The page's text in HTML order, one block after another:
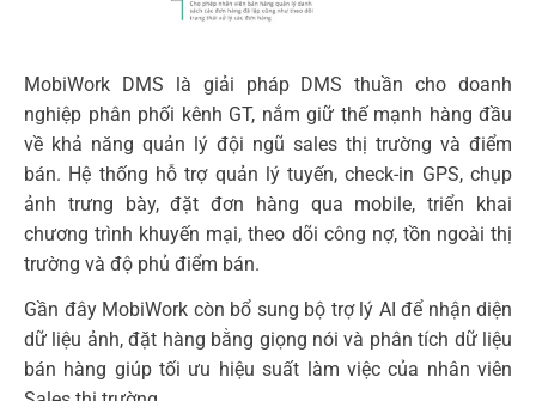
MobiWork DMS là giải pháp DMS thuần cho doanh
nghiệp phân phối kênh GT, nắm giữ thế mạnh hàng đầu
về khả năng quản lý đội ngũ sales thị trường và điểm
bán. Hệ thống hỗ trợ quản lý tuyến, check-in GPS, chụp
ảnh trưng bày, đặt đơn hàng qua mobile, triển khai
chương trình khuyến mại, theo dõi công nợ, tồn ngoài thị
trường và độ phủ điểm bán.
Gần đây MobiWork còn bổ sung bộ trợ lý AI để nhận diện
dữ liệu ảnh, đặt hàng bằng giọng nói và phân tích dữ liệu
bán hàng giúp tối ưu hiệu suất làm việc của nhân viên